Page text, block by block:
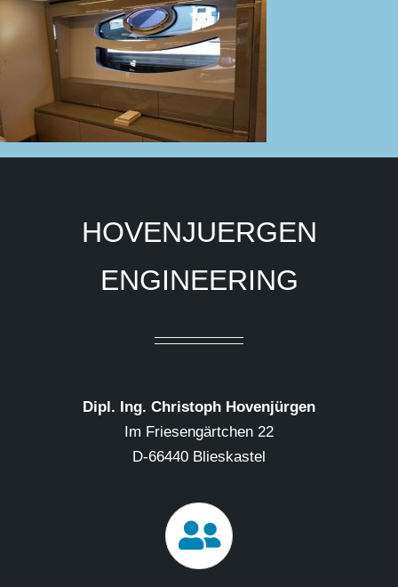
HOVENJUERGEN
ENGINEERING
Dipl. Ing. Christoph Hovenjürgen
Im Friesengärtchen 22
D-66440 Blieskastel